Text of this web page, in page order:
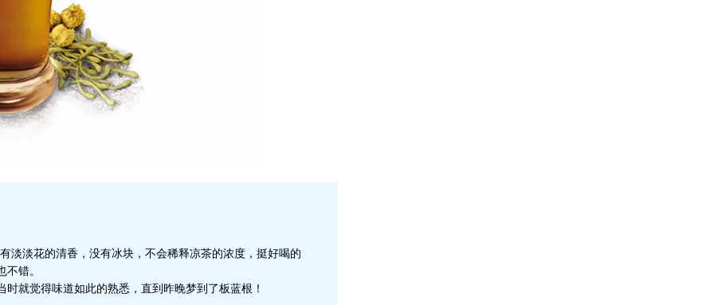
淡淡花的清香，没有冰块，不会稀释凉茶的浓度，挺好喝的
错。
就觉得味道如此的熟悉，直到昨晚梦到了板蓝根！